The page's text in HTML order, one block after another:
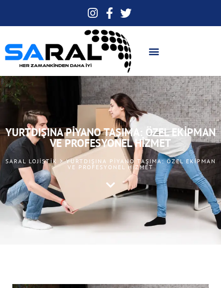
YURTDIŞINA PIYANO TAŞIMA: ÖZEL EKIPMAN
VE PROFESYONEL HIZMET
SARAL LOJISTIK > YURTDIŞINA PIYANO TAŞIMA: ÖZEL EKIPMAN
VE PROFESYONEL HIZMET